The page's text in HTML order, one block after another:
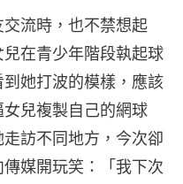
流時，也不禁想起
兒在青少年階段執起球
她打波的模樣，應該
兒複製自己的網球
訪不同地方，今次卻
媒開玩笑：「我下次